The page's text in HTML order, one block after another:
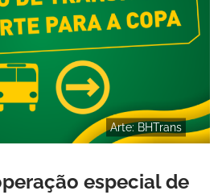
Arte: BHTrans
especial de